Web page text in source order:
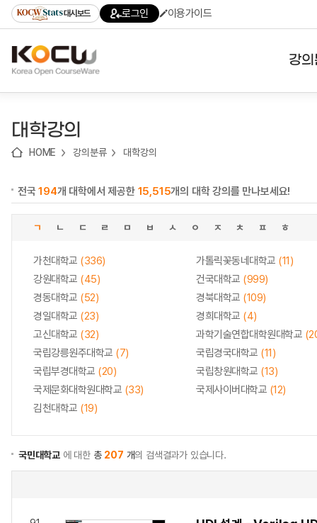
기
기
기
content)
가
대시보드 로그인 이용가이드
강
대학강의
HOME 강의분류 대학강의
전국194개 대학에서 제공한 15,515개의 대학 강의를 만나보세요!
ㄱ ㄴ ㄷ ㄹ ㅁ ㅂ ㅅ ㅇ ㅈ ㅊ ㅍ ㅎ
가천대학교 (336) 가톨릭꽃동네대학교 (11)
강원대학교 (45) 건국대학교 (999)
경동대학교 (52) 경북대학교 (109)
경일대학교 (23) 경희대학교 (4)
고신대학교 (32) 과학기술연합대학원대학교
국립강릉원주대학교 (7) 국립경국대학교 (11)
국립부경대학교 (20) 국립창원대학교 (13)
국제문화대학원대학교 (33) 국제사이버대학교 (12)
김천대학교 (19)
국민대학교 에 대한 총 207 개의 검색결과가 있습니다.